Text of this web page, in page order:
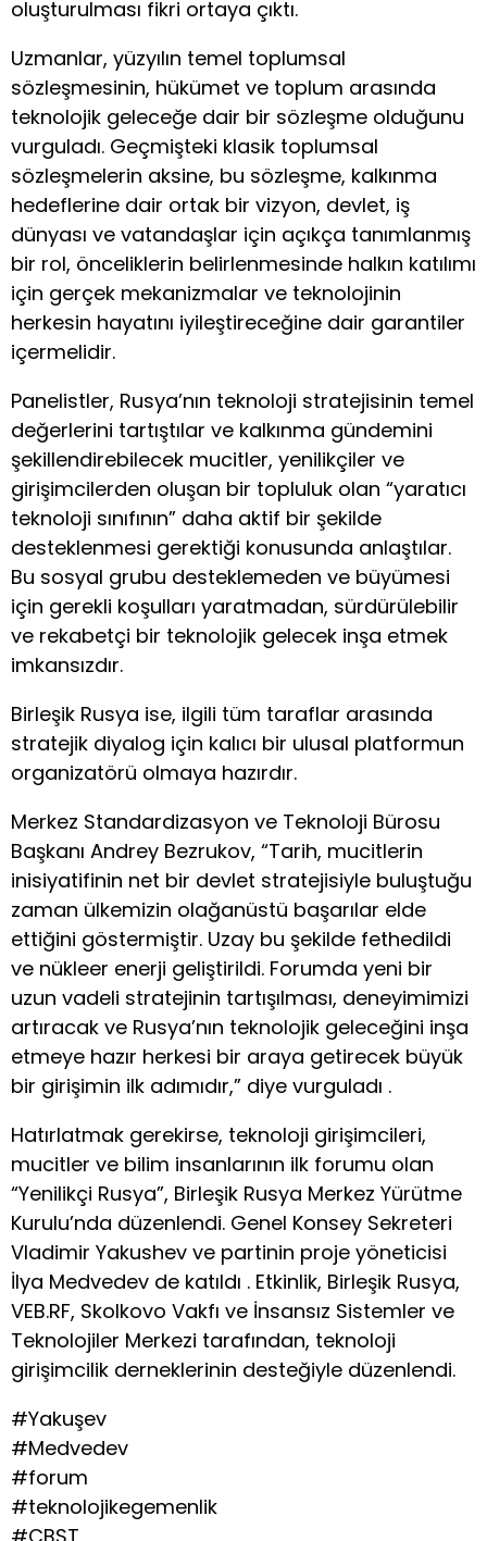
oluşturulması fikri ortaya çıktı.
Uzmanlar, yüzyılın temel toplumsal
sözleşmesinin, hükümet ve toplum arasında
teknolojik geleceğe dair bir sözleşme olduğunu
vurguladı. Geçmişteki klasik toplumsal
sözleşmelerin aksine, bu sözleşme, kalkınma
hedeflerine dair ortak bir vizyon, devlet, iş
dünyası ve vatandaşlar için açıkça tanımlanmış
bir rol, önceliklerin belirlenmesinde halkın katılımı
için gerçek mekanizmalar ve teknolojinin
herkesin hayatını iyileştireceğine dair garantiler
içermelidir.
Panelistler, Rusya’nın teknoloji stratejisinin temel
değerlerini tartıştılar ve kalkınma gündemini
şekillendirebilecek mucitler, yenilikçiler ve
girişimcilerden oluşan bir topluluk olan “yaratıcı
teknoloji sınıfının” daha aktif bir şekilde
desteklenmesi gerektiği konusunda anlaştılar.
Bu sosyal grubu desteklemeden ve büyümesi
için gerekli koşulları yaratmadan, sürdürülebilir
ve rekabetçi bir teknolojik gelecek inşa etmek
imkansızdır.
Birleşik Rusya ise, ilgili tüm taraflar arasında
stratejik diyalog için kalıcı bir ulusal platformun
organizatörü olmaya hazırdır.
Merkez Standardizasyon ve Teknoloji Bürosu
Başkanı Andrey Bezrukov, “Tarih, mucitlerin
inisiyatifinin net bir devlet stratejisiyle buluştuğu
zaman ülkemizin olağanüstü başarılar elde
ettiğini göstermiştir. Uzay bu şekilde fethedildi
ve nükleer enerji geliştirildi. Forumda yeni bir
uzun vadeli stratejinin tartışılması, deneyimimizi
artıracak ve Rusya’nın teknolojik geleceğini inşa
etmeye hazır herkesi bir araya getirecek büyük
bir girişimin ilk adımıdır,” diye vurguladı .
Hatırlatmak gerekirse, teknoloji girişimcileri,
mucitler ve bilim insanlarının ilk forumu olan
“Yenilikçi Rusya”, Birleşik Rusya Merkez Yürütme
Kurulu’nda düzenlendi. Genel Konsey Sekreteri
Vladimir Yakushev ve partinin proje yöneticisi
İlya Medvedev de katıldı . Etkinlik, Birleşik Rusya,
VEB.RF, Skolkovo Vakfı ve İnsansız Sistemler ve
Teknolojiler Merkezi tarafından, teknoloji
girişimcilik derneklerinin desteğiyle düzenlendi.
#Yakuşev
#Medvedev
#forum
#teknolojikegemenlik